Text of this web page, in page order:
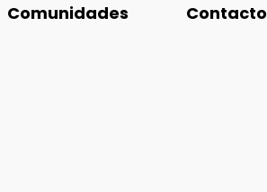
Comunidades Contacto